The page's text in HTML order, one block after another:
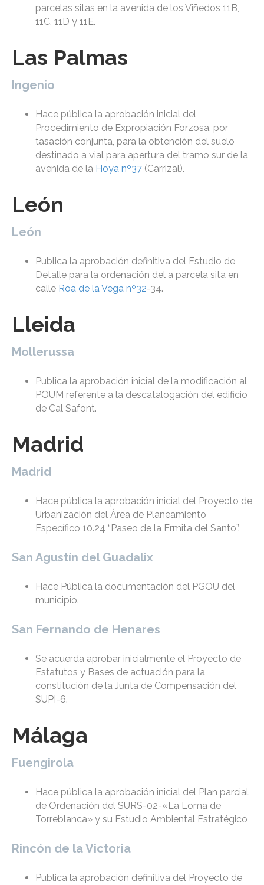
parcelas sitas en la avenida de los Viñedos 11B,
11C, 11D y 11E.
Las Palmas
Ingenio
Hace pública la aprobación inicial del
Procedimiento de Expropiación Forzosa, por
tasación conjunta, para la obtención del suelo
destinado a vial para apertura del tramo sur de la
avenida de la Hoya nº37 (Carrizal).
León
León
Publica la aprobación definitiva del Estudio de
Detalle para la ordenación del a parcela sita en
calle Roa de la Vega nº32-34.
Lleida
Mollerussa
Publica la aprobación inicial de la modificación al
POUM referente a la descatalogación del edificio
de Cal Safont.
Madrid
Madrid
Hace pública la aprobación inicial del Proyecto de
Urbanización del Área de Planeamiento
Específico 10.24 “Paseo de la Ermita del Santo”.
San Agustín del Guadalix
Hace Pública la documentación del PGOU del
municipio.
San Fernando de Henares
Se acuerda aprobar inicialmente el Proyecto de
Estatutos y Bases de actuación para la
constitución de la Junta de Compensación del
SUPI-6.
Málaga
Fuengirola
Hace pública la aprobación inicial del Plan parcial
de Ordenación del SURS-02-«La Loma de
Torreblanca» y su Estudio Ambiental Estratégico
Rincón de la Victoria
Publica la aprobación definitiva del Proyecto de